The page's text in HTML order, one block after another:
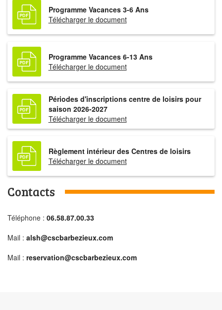
Programme Vacances 3-6 Ans
Télécharger le document
Programme Vacances 6-13 Ans
Télécharger le document
Périodes d'inscriptions centre de loisirs pour
saison 2026-2027
Télécharger le document
Règlement intérieur des Centres de loisirs
Télécharger le document
Contacts
Téléphone : 06.58.87.00.33
Mail : alsh@cscbarbezieux.com
Mail : reservation@cscbarbezieux.com